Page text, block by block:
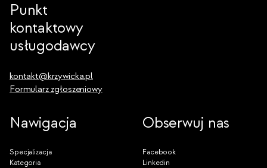
Punkt
kontaktowy
usługodawcy
kontakt@krzywicka.pl
Formularz zgłoszeniowy
Nawigacja
Specjalizacja
Kategoria
Obserwuj nas
Facebook
Linkedin